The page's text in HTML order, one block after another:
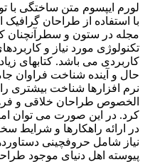
لورم ایپسوم متن ساختگی با
با استفاده از طراحان
مجله در ستون و سطرآنچنان
تکنولوژی مورد نیاز و
کاربردی می باشد. کتابهای
حال و آینده شناخت فراوان
نرم افزارها شناخت بیشتری
الخصوص طراحان خلاقی و
کرد. در این صورت می توان
در ارائه راهکارها و شرایط
نیاز شامل حروفچینی
پیوسته اهل دنیای موجود